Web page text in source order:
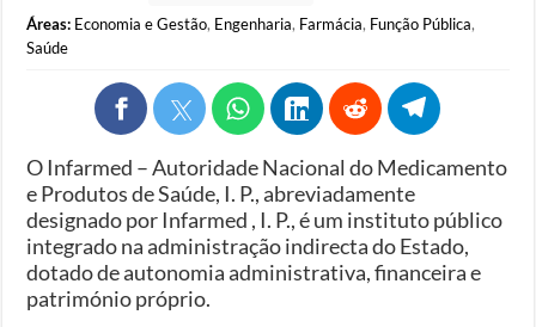
Áreas: Economia e Gestão, Engenharia, Farmácia, Função Pública,
Saúde
O Infarmed – Autoridade Nacional do Medicamento
e Produtos de Saúde, I. P., abreviadamente
designado por Infarmed , I. P., é um instituto público
integrado na administração indirecta do Estado,
dotado de autonomia administrativa, financeira e
património próprio.